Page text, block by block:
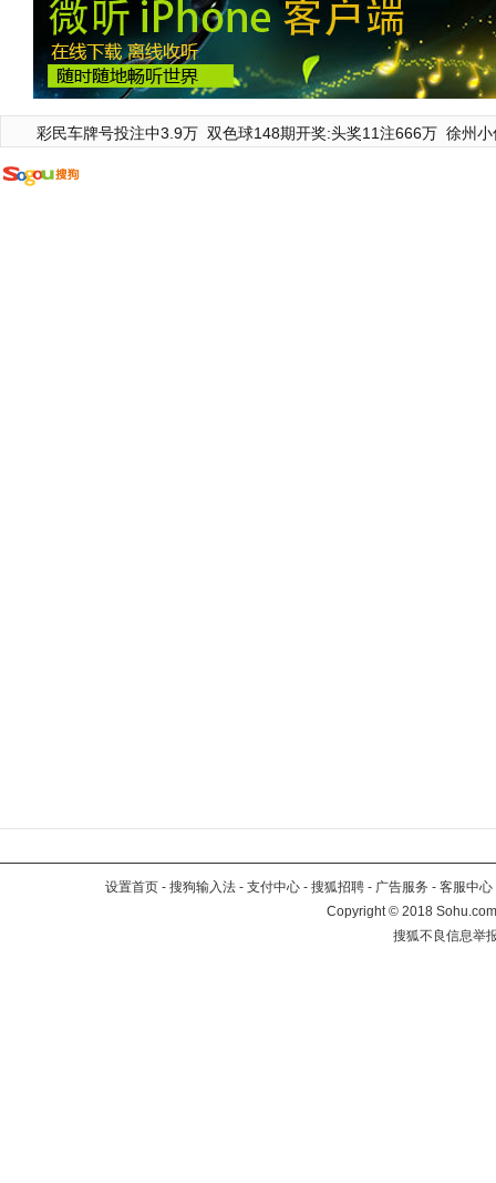
彩民车牌号投注中3.9万 双色球148期开奖:头奖11注666万 徐州
设置首页 - 搜狗输入法 - 支付中心 - 搜狐招聘 - 广告服务 - 客服中心
Copyright©2018
搜狐不良信息举